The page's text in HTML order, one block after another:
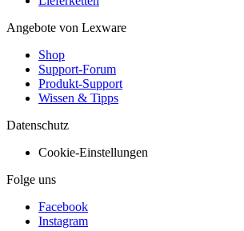
Angebote von Lexware
Shop
Support-Forum
Produkt-Support
Wissen & Tipps
Datenschutz
Cookie-Einstellungen
Folge uns
Facebook
Instagram